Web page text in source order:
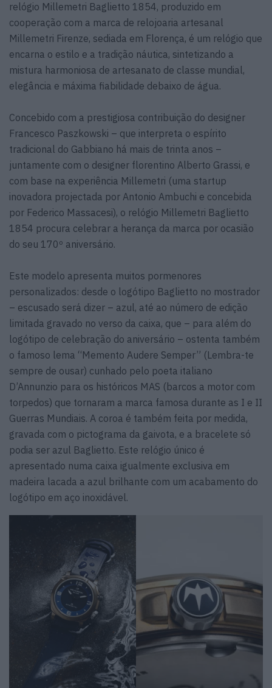
relógio Millemetri Baglietto 1854, produzido em
cooperação com a marca de relojoaria artesanal
Millemetri Firenze, sediada em Florença, é um relógio que
encarna o estilo e a tradição náutica, sintetizando a
mistura harmoniosa de artesanato de classe mundial,
elegância e máxima fiabilidade debaixo de água.
Concebido com a prestigiosa contribuição do designer
Francesco Paszkowski – que interpreta o espírito
tradicional do Gabbiano há mais de trinta anos –
juntamente com o designer florentino Alberto Grassi, e
com base na experiência Millemetri (uma startup
inovadora projectada por Antonio Ambuchi e concebida
por Federico Massacesi), o relógio Millemetri Baglietto
1854 procura celebrar a herança da marca por ocasião
do seu 170º aniversário.
Este modelo apresenta muitos pormenores
personalizados: desde o logótipo Baglietto no mostrador
– escusado será dizer – azul, até ao número de edição
limitada gravado no verso da caixa, que – para além do
logótipo de celebração do aniversário – ostenta também
o famoso lema “Memento Audere Semper” (Lembra-te
sempre de ousar) cunhado pelo poeta italiano
D’Annunzio para os históricos MAS (barcos a motor com
torpedos) que tornaram a marca famosa durante as I e II
Guerras Mundiais. A coroa é também feita por medida,
gravada com o pictograma da gaivota, e a bracelete só
podia ser azul Baglietto. Este relógio único é
apresentado numa caixa igualmente exclusiva em
madeira lacada a azul brilhante com um acabamento do
logótipo em aço inoxidável.